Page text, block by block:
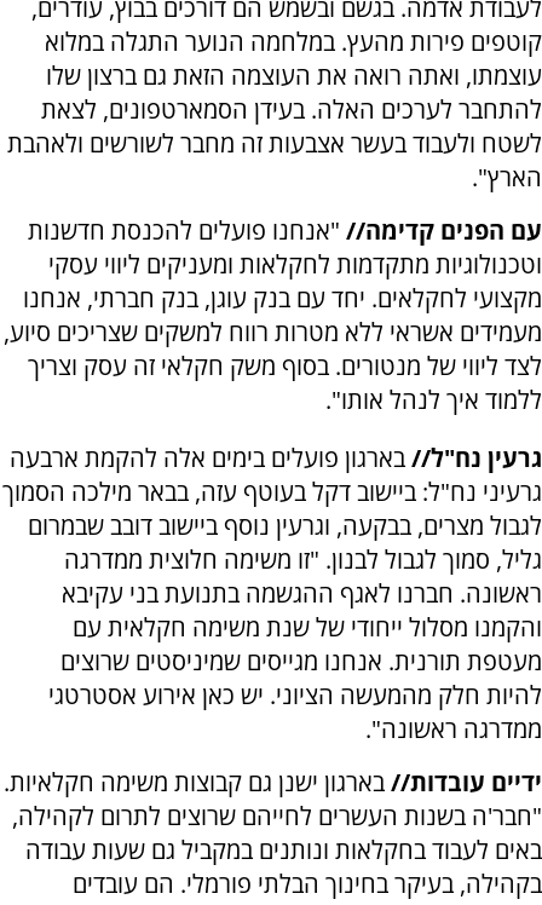
לעבודת אדמה. בגשם ובשמש הם דורכים בבוץ, עודרים,
קוטפים פירות מהעץ. במלחמה הנוער התגלה במלוא
עוצמתו, ואתה רואה את העוצמה הזאת גם ברצון שלו
להתחבר לערכים האלה. בעידן הסמארטפונים, לצאת
לשטח ולעבוד בעשר אצבעות זה מחבר לשורשים ולאהבת
הארץ".
עם הפנים קדימה// "אנחנו פועלים להכנסת חדשנות
וטכנולוגיות מתקדמות לחקלאות ומעניקים ליווי עסקי
מקצועי לחקלאים. יחד עם בנק עוגן, בנק חברתי, אנחנו
מעמידים אשראי ללא מטרות רווח למשקים שצריכים סיוע,
לצד ליווי של מנטורים. בסוף משק חקלאי זה עסק וצריך
ללמוד איך לנהל אותו".
גרעין נח"ל//בארגון פועלים בימים אלה להקמת ארבעה
גרעיני נח"ל: ביישוב דקל בעוטף עזה, בבאר מילכה הסמוך
לגבול מצרים, בבקעה, וגרעין נוסף ביישוב דובב שבמרום
גליל, סמוך לגבול לבנון. "זו משימה חלוצית ממדרגה
ראשונה. חברנו לאגף ההגשמה בתנועת בני עקיבא
והקמנו מסלול ייחודי של שנת משימה חקלאית עם
מעטפת תורנית. אנחנו מגייסים שמיניסטים שרוצים
להיות חלק מהמעשה הציוני. יש כאן אירוע אסטרטגי
ממדרגה ראשונה".
ידיים עובדות//בארגון ישנן גם קבוצות משימה חקלאיות.
"חבר'ה בשנות העשרים לחייהם שרוצים לתרום לקהילה,
באים לעבוד בחקלאות ונותנים במקביל גם שעות עבודה
בקהילה, בעיקר בחינוך הבלתי פורמלי. הם עובדים